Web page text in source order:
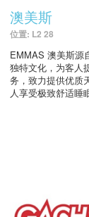
澳美斯
位置: L2 28
EMMAS 澳美斯源
独特文化，为客人
务，致力提供优质
人享受极致舒适睡